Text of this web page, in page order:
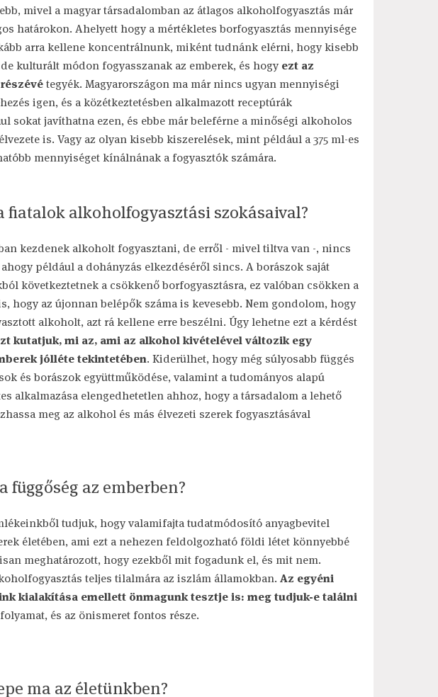
mivel a magyar társadalomban az átlagos alkoholfogyasztás már
határokon. Ahelyett hogy a mértékletes borfogyasztás mennyisége
arra kellene koncentrálnunk, miként tudnánk elérni, hogy kisebb
kulturált módon fogyasszanak az emberek, és hogy ezt az
tegyék. Magyarországon ma már nincs ugyan mennyiségi
igen, és a közétkeztetésben alkalmazott receptúrák
sokat javíthatna ezen, és ebbe már beleférne a minőségi alkoholos
is. Vagy az olyan kisebb kiszerelések, mint például a 375 ml-es
mennyiséget kínálnának a fogyasztók számára.
fiatalok alkoholfogyasztási szokásaival?
kezdenek alkoholt fogyasztani, de erről - mivel tiltva van -, nincs
például a dohányzás elkezdéséről sincs. A borászok saját
következtetnek a csökkenő borfogyasztásra, ez valóban csökken a
hogy az újonnan belépők száma is kevesebb. Nem gondolom, hogy
alkoholt, azt rá kellene erre beszélni. Úgy lehetne ezt a kérdést
kutatjuk, mi az, ami az alkohol kivételével változik egy
jólléte tekintetében. Kiderülhet, hogy még súlyosabb függés
és borászok együttműködése, valamint a tudományos alapú
alkalmazása elengedhetetlen ahhoz, hogy a társadalom a lehető
meg az alkohol és más élvezeti szerek fogyasztásával
függőség az emberben?
tudjuk, hogy valamifajta tudatmódosító anyagbevitel
életében, ami ezt a nehezen feldolgozható földi létet könnyebbé
meghatározott, hogy ezekből mit fogadunk el, és mit nem.
teljes tilalmára az iszlám államokban. Az egyéni
kialakítása emellett önmagunk tesztje is: meg tudjuk-e találni
és az önismeret fontos része.
ma az életünkben?